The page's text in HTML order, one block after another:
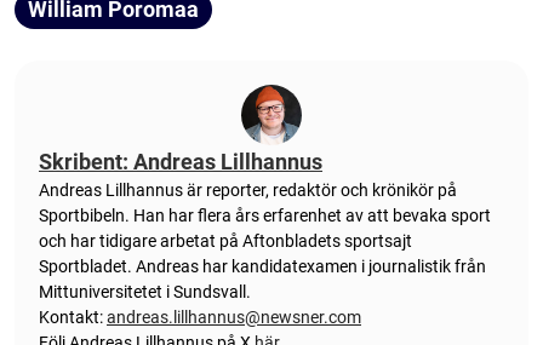
William Poromaa
Skribent: Andreas Lillhannus
Andreas Lillhannus är reporter, redaktör och krönikör på
Sportbibeln. Han har flera års erfarenhet av att bevaka sport
och har tidigare arbetat på Aftonbladets sportsajt
Sportbladet. Andreas har kandidatexamen i journalistik från
Mittuniversitetet i Sundsvall.
Kontakt:andreas.lillhannus@newsner.com